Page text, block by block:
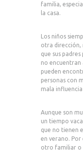
familia,
la casa.
Los niños
otra dirección,
que sus
no encuentran
pueden
personas con
mala
Aunque son
un tiempo
que no tienen
en verano. Por
otro familiar o